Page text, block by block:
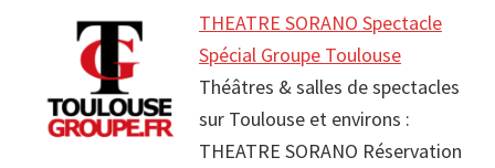
THEATRE SORANO Spectacle
Spécial Groupe Toulouse
Théâtres & salles de spectacles
sur Toulouse et environs :
THEATRE SORANO Réservation